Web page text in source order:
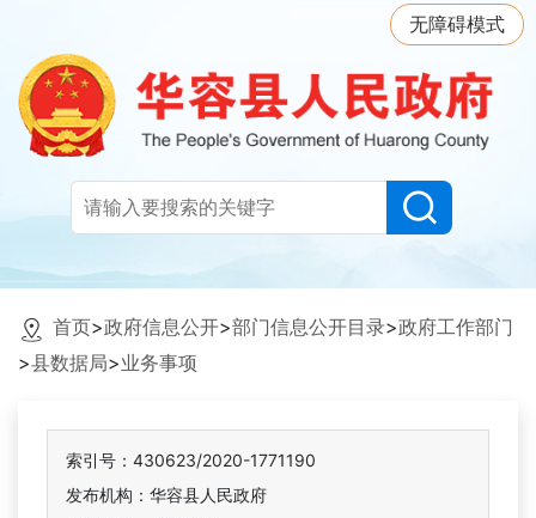
无障碍模式
首页>政府信息公开>部门信息公开目录>政府工作部门
>县数据局>业务事项
索引号：430623/2020-1771190
发布机构：华容县人民政府